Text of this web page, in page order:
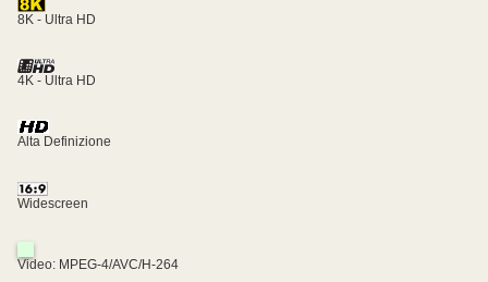
8K - Ultra HD
4K - Ultra HD
Alta Definizione
Widescreen
Video: MPEG-4/AVC/H-264